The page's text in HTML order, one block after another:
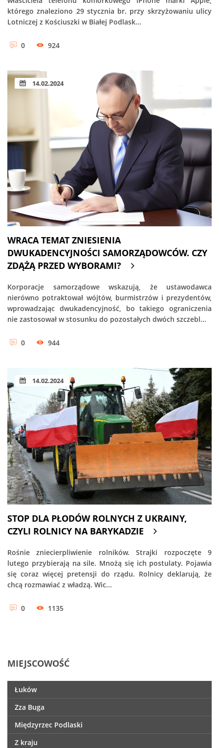
którego znaleziono 29 stycznia br. przy skrzyżowaniu ulicy
Lotniczej z Kościuszki w Białej Podlask...
0 924
14.02.2024
WRACA TEMAT ZNIESIENIA
DWUKADENCYJNOŚCI SAMORZĄDOWCÓW. CZY
ZDĄŻĄ PRZED WYBORAMI?
Korporacje samorządowe wskazują, że ustawodawca
nierówno potraktował wójtów, burmistrzów i prezydentów,
wprowadzając dwukadencyjność, bo takiego ograniczenia
nie zastosował w stosunku do pozostałych dwóch szczebl...
0 944
14.02.2024
STOP DLA PŁODÓW ROLNYCH Z UKRAINY,
CZYLI ROLNICY NA BARYKADZIE
Rośnie zniecierpliwienie rolników. Strajki rozpoczęte 9
lutego przybierają na sile. Mnożą się ich postulaty. Pojawia
się coraz więcej pretensji do rządu. Rolnicy deklarują, że
chcą rozmawiać z władzą. Wic...
0 1135
MIEJSCOWOŚĆ
Łuków
Zza Buga
Międzyrzec Podlaski
Z kraju